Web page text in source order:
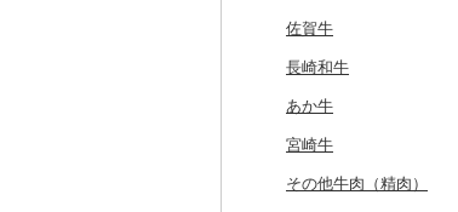
佐賀牛
長崎和牛
あか牛
宮崎牛
その他牛肉（精肉）